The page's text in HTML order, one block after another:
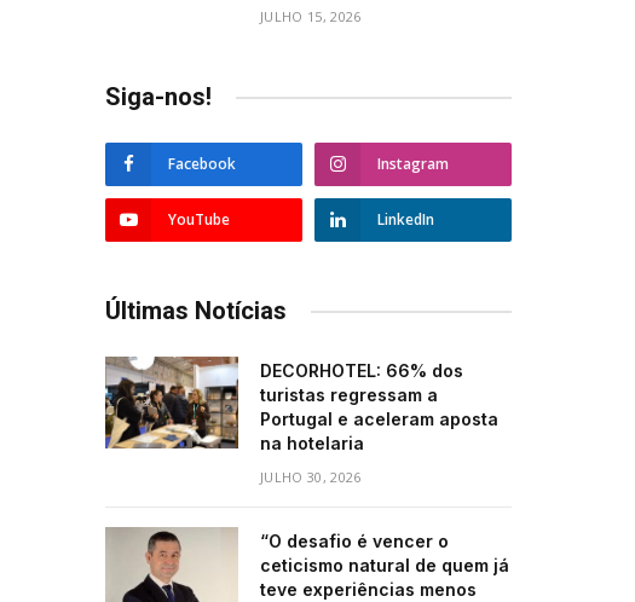
JULHO 15, 2026
Siga-nos!
Facebook Instagram
YouTube LinkedIn
Últimas Notícias
DECORHOTEL: 66% dos
turistas regressam a
Portugal e aceleram aposta
na hotelaria
JULHO 30, 2026
“O desafio é vencer o
ceticismo natural de quem já
teve experiências menos